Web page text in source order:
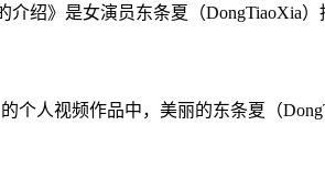
介绍》是女演员东条夏（DongTiaoXia
个人视频作品中，美丽的东条夏（